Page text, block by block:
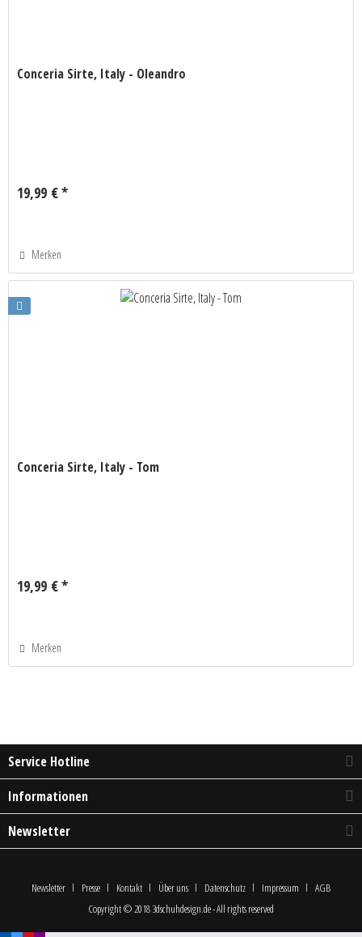
Conceria Sirte, Italy - Oleandro
19,99 € *
Merken
Conceria Sirte, Italy - Tom
19,99 € *
Merken
Service Hotline
Informationen
Newsletter
Newsletter Presse Kontakt Über uns Datenschutz Impressum
AGB
Copyright © 2018 3dschuhdesign.de - All rights reserved